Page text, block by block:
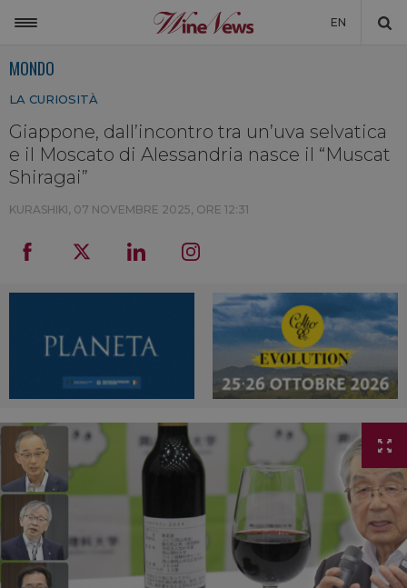
EN
NON SOLO VINO
LA CANTINA DI WINENEWS
DICONO DI NOI
MONDO
LA CURIOSITÀ
Giappone, dall’incontro tra un’uva selvatica
e il Moscato di Alessandria nasce il “Muscat
Shiragai”
KURASHIKI, 07 NOVEMBRE 2025, ORE 12:31